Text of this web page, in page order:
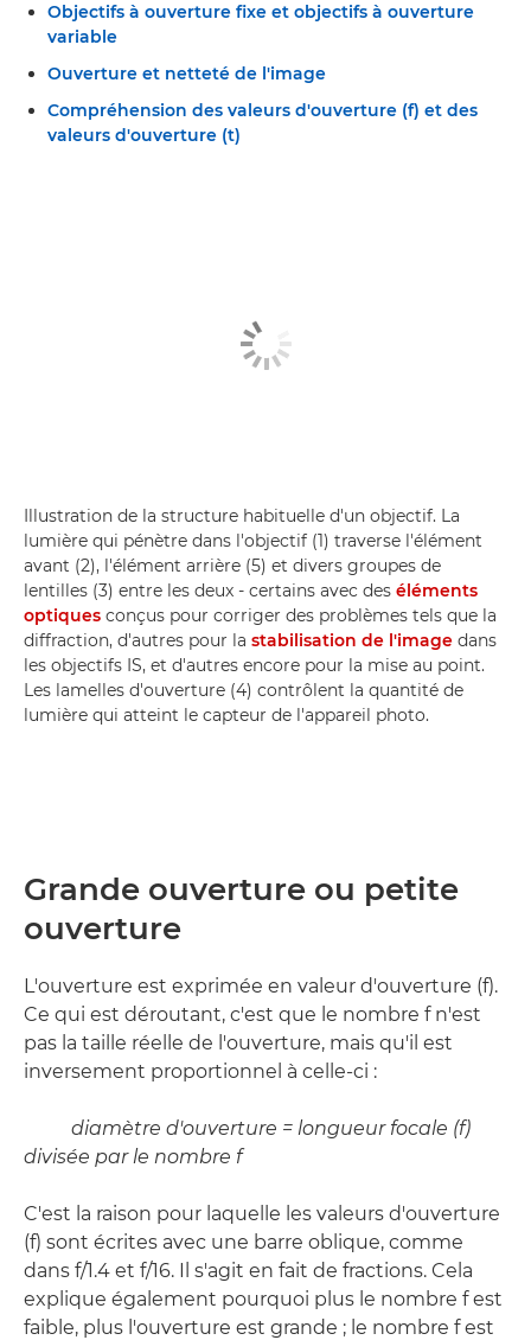
Objectifs à ouverture fixe et objectifs à ouverture
variable
Ouverture et netteté de l'image
Compréhension des valeurs d'ouverture (f) et des
valeurs d'ouverture (t)
Illustration de la structure habituelle d'un objectif. La
lumière qui pénètre dans l'objectif (1) traverse l'élément
avant (2), l'élément arrière (5) et divers groupes de
lentilles (3) entre les deux - certains avec des éléments
optiques conçus pour corriger des problèmes tels que la
diffraction, d'autres pour la stabilisation de l'image dans
les objectifs IS, et d'autres encore pour la mise au point.
Les lamelles d'ouverture (4) contrôlent la quantité de
lumière qui atteint le capteur de l'appareil photo.
Grande ouverture ou petite
ouverture
L'ouverture est exprimée en valeur d'ouverture (f).
Ce qui est déroutant, c'est que le nombre f n'est
pas la taille réelle de l'ouverture, mais qu'il est
inversement proportionnel à celle-ci :
diamètre d'ouverture = longueur focale (f)
divisée par le nombre f
C'est la raison pour laquelle les valeurs d'ouverture
(f) sont écrites avec une barre oblique, comme
dans f/1.4 et f/16. Il s'agit en fait de fractions. Cela
explique également pourquoi plus le nombre f est
faible, plus l'ouverture est grande ; le nombre f est